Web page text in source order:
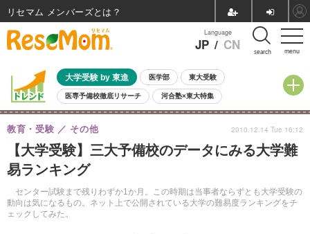
menu
Language
JP / CN search
大学受験 by 東進 医学部 東大受験
医専予備校徹底リサーチ 河合塾×東大特集
親子で考える大学選び 高校受験 中学受験 小学校受験
共通テスト 夏休み
8月開催イベント・WS 全国公立高校 過去問 人気記事
自由研究教材（小学生向け）
【大学受験】三大予備校のデータにみる大学難
易ランキング
センター試験まで残りわずか1か月。この時期は当事者ならずとも大学受験の
動向は気になるもの。ネット上で公開されている大学の難易度ランキングをチ
ェックしてみた。
教育・受験 その他 2010.12.14 Tue 16:12
リセマム メンバーズ